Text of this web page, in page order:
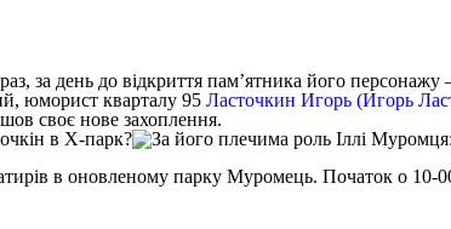
за день до відкриття пам’ятника його персонажу –
юморист кварталу 95Ласточкин Игорь (Игорь
своє нове захоплення.
?
в оновленому парку Муромець. Початок о 10-